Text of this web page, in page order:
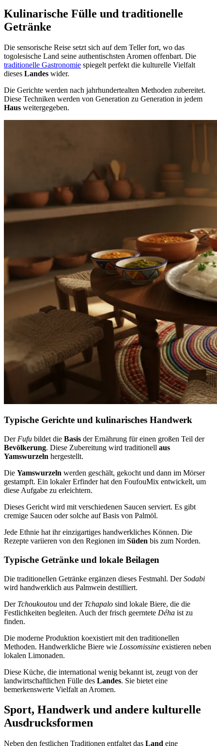
Kulinarische Fülle und traditionelle
Getränke
Die sensorische Reise setzt sich auf dem Teller fort, wo das
togolesische Land seine authentischsten Aromen offenbart. Die
traditionelle Gastronomie spiegelt perfekt die kulturelle Vielfalt
dieses Landes wider.
Die Gerichte werden nach jahrhundertealten Methoden zubereitet.
Diese Techniken werden von Generation zu Generation in jedem
Haus weitergegeben.
Typische Gerichte und kulinarisches Handwerk
Der Fufu bildet die Basis der Ernährung für einen großen Teil der
Bevölkerung. Diese Zubereitung wird traditionell aus
Yamswurzeln hergestellt.
Die Yamswurzeln werden geschält, gekocht und dann im Mörser
gestampft. Ein lokaler Erfinder hat den FoufouMix entwickelt, um
diese Aufgabe zu erleichtern.
Dieses Gericht wird mit verschiedenen Saucen serviert. Es gibt
cremige Saucen oder solche auf Basis von Palmöl.
Jede Ethnie hat ihr einzigartiges handwerkliches Können. Die
Rezepte variieren von den Regionen im Süden bis zum Norden.
Typische Getränke und lokale Beilagen
Die traditionellen Getränke ergänzen dieses Festmahl. DerSodabi
wird handwerklich aus Palmwein destilliert.
Der Tchoukoutou und der Tchapalo sind lokale Biere, die die
Festlichkeiten begleiten. Auch der frisch geerntete Déha ist zu
finden.
Die moderne Produktion koexistiert mit den traditionellen
Methoden. Handwerkliche Biere wie Lossomissine existieren neben
lokalen Limonaden.
Diese Küche, die international wenig bekannt ist, zeugt von der
landwirtschaftlichen Fülle des Landes. Sie bietet eine
bemerkenswerte Vielfalt an Aromen.
Sport, Handwerk und andere kulturelle
Ausdrucksformen
Neben den festlichen Traditionen entfaltet das Land eine